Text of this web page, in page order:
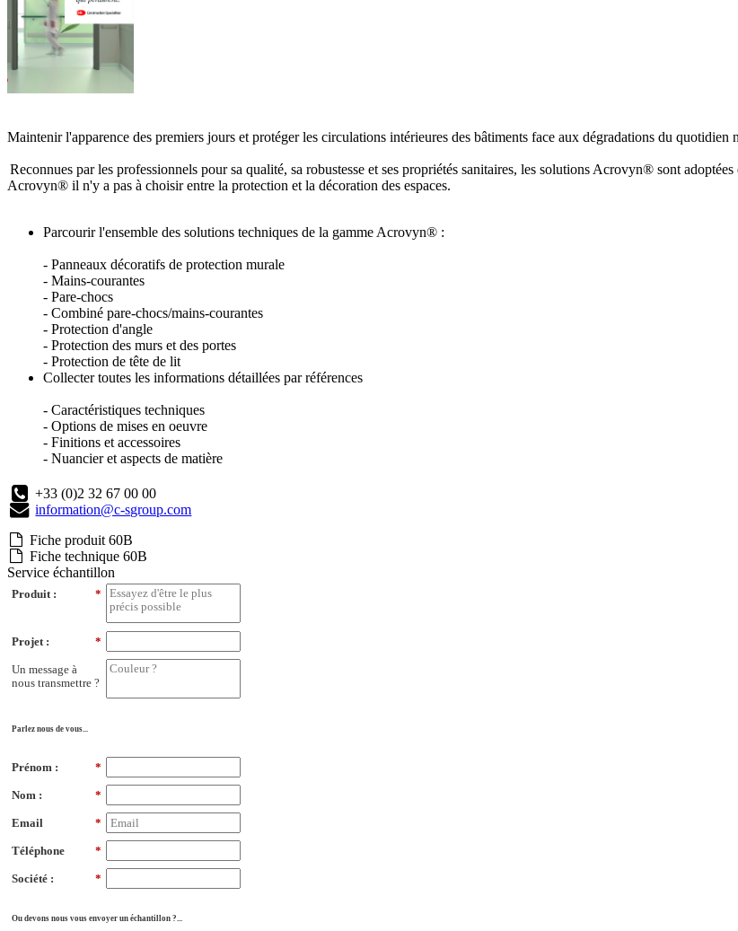
Maintenir l'apparence des premiers jours et protéger les circulations intérieures des bâtiments face aux dégradations du quotidien
Reconnues par les professionnels pour sa qualité, sa robustesse et ses propriétés sanitaires, les solutions Acrovyn® sont
Acrovyn® il n'y a pas à choisir entre la protection et la décoration des espaces.
Parcourir l'ensemble des solutions techniques de la gamme Acrovyn® :
- Panneaux décoratifs de protection murale
- Mains-courantes
- Pare-chocs
- Combiné pare-chocs/mains-courantes
- Protection d'angle
- Protection des murs et des portes
- Protection de tête de lit
Collecter toutes les informations détaillées par références
- Caractéristiques techniques
- Options de mises en oeuvre
- Finitions et accessoires
- Nuancier et aspects de matière
+33 (0)2 32 67 00 00
information@c-sgroup.com
Fiche produit 60B
Fiche technique 60B
Service échantillon
*
Produit :
*
Projet :
Un message à
nous transmettre ?
Parlez nous de vous...
*
Prénom :
*
Nom :
*
Email
*
Téléphone
*
Société :
Ou devons nous vous envoyer un échantillon ?...